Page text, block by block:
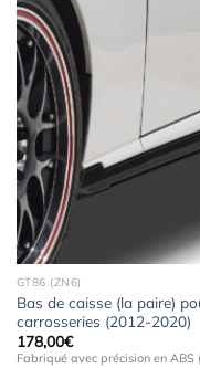
GT86 (ZN6)
Bas de caisse (la paire)
carrosseries (2012-2020)
178,00€
Fabriqué avec précision en ABS